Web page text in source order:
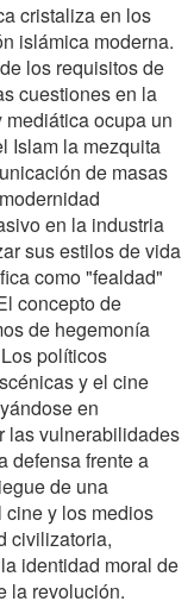
cristaliza en los
islámica moderna.
los requisitos de
cuestiones en la
ocupa un
Islam la mezquita
de masas
en la industria
sus estilos de vida
como "fealdad"
concepto de
de hegemonía
políticos
y el cine
en
las vulnerabilidades
defensa frente a
de una
y los medios
civilizatoria,
identidad moral de
la revolución.